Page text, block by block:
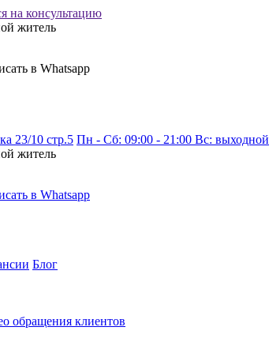
на консультацию
в Whatsapp
23/10 стр.5 Пн - Сб: 09:00 - 21:00 Вc: выходной
в Whatsapp
Блог
обращения клиентов